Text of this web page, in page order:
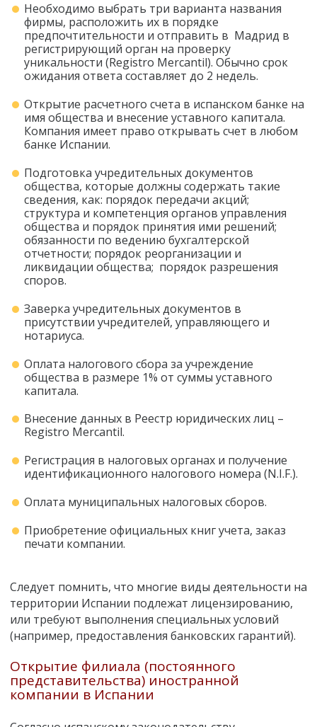
Необходимо выбрать три варианта названия
фирмы, расположить их в порядке
предпочтительности и отправить в Мадрид в
регистрирующий орган на проверку
уникальности (Registro Mercantil). Обычно срок
ожидания ответа составляет до 2 недель.
Открытие расчетного счета в испанском банке на
имя общества и внесение уставного капитала.
Компания имеет право открывать счет в любом
банке Испании.
Подготовка учредительных документов
общества, которые должны содержать такие
сведения, как: порядок передачи акций;
структура и компетенция органов управления
общества и порядок принятия ими решений;
обязанности по ведению бухгалтерской
отчетности; порядок реорганизации и
ликвидации общества; порядок разрешения
споров.
Заверка учредительных документов в
присутствии учредителей, управляющего и
нотариуса.
Оплата налогового сбора за учреждение
общества в размере 1% от суммы уставного
капитала.
Внесение данных в Реестр юридических лиц –
Registro Mercantil.
Регистрация в налоговых органах и получение
идентификационного налогового номера (N.I.F.).
Оплата муниципальных налоговых сборов.
Приобретение официальных книг учета, заказ
печати компании.
Следует помнить, что многие виды деятельности на
территории Испании подлежат лицензированию,
или требуют выполнения специальных условий
(например, предоставления банковских гарантий).
Открытие филиала (постоянного
представительства) иностранной
компании в Испании